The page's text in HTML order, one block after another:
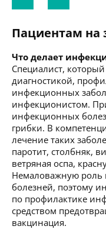
Пациентам на
Что делает
Специалист,
диагностикой,
инфекционных
инфекционистом.
инфекционных
грибки. В
лечение таких
паротит, столбняк,
ветряная оспа,
Немаловажную роль
болезней, поэтому
по профилактике
средством
вакцинация.